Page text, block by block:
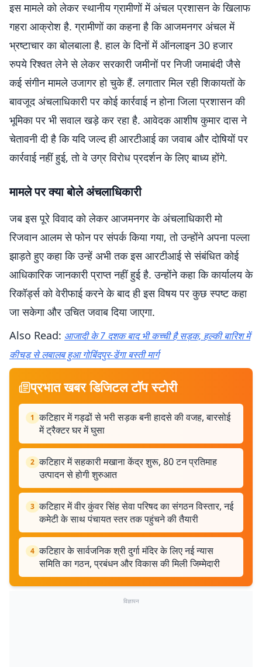
इस मामले को लेकर स्थानीय ग्रामीणों में अंचल प्रशासन के खिलाफ
गहरा आक्रोश है. ग्रामीणों का कहना है कि आजमनगर अंचल में
भ्रष्टाचार का बोलबाला है. हाल के दिनों में ऑनलाइन 30 हजार
रुपये रिश्वत लेने से लेकर सरकारी जमीनों पर निजी जमाबंदी जैसे
कई संगीन मामले उजागर हो चुके हैं. लगातार मिल रही शिकायतों के
बावजूद अंचलाधिकारी पर कोई कार्रवाई न होना जिला प्रशासन की
भूमिका पर भी सवाल खड़े कर रहा है. आवेदक आशीष कुमार दास ने
चेतावनी दी है कि यदि जल्द ही आरटीआई का जवाब और दोषियों पर
कार्रवाई नहीं हुई, तो वे उग्र विरोध प्रदर्शन के लिए बाध्य होंगे.
मामले पर क्या बोले अंचलाधिकारी
जब इस पूरे विवाद को लेकर आजमनगर के अंचलाधिकारी मो
रिजवान आलम से फोन पर संपर्क किया गया, तो उन्होंने अपना पल्ला
झाड़ते हुए कहा कि उन्हें अभी तक इस आरटीआई से संबंधित कोई
आधिकारिक जानकारी प्राप्त नहीं हुई है. उन्होंने कहा कि कार्यालय के
रिकॉर्ड्स को वेरीफाई करने के बाद ही इस विषय पर कुछ स्पष्ट कहा
जा सकेगा और उचित जवाब दिया जाएगा.
Also Read: आजादी के 7 दशक बाद भी कच्ची है सड़क, हल्की बारिश में
कीचड़ से लबालब हुआ गोबिंदपुर-डेंगा बस्ती मार्ग
प्रभात खबर डिजिटल टॉप स्टोरी
1 कटिहार में गड्ढों से भरी सड़क बनी हादसे की वजह, बारसोई
में ट्रैक्टर घर में घुसा
2 कटिहार में सहकारी मखाना केंद्र शुरू, 80 टन प्रतिमाह
उत्पादन से होगी शुरुआत
3 कटिहार में वीर कुंवर सिंह सेवा परिषद का संगठन विस्तार, नई
कमेटी के साथ पंचायत स्तर तक पहुंचने की तैयारी
4 कटिहार के सार्वजनिक श्री दुर्गा मंदिर के लिए नई न्यास
समिति का गठन, प्रबंधन और विकास की मिली जिम्मेदारी
विज्ञापन